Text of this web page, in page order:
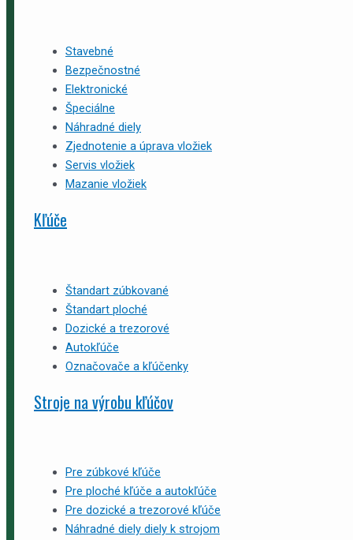
Stavebné
Bezpečnostné
Elektronické
Špeciálne
Náhradné diely
Zjednotenie a úprava vložiek
Servis vložiek
Mazanie vložiek
Kľúče
Štandart zúbkované
Štandart ploché
Dozické a trezorové
Autokľúče
Označovače a kľúčenky
Stroje na výrobu kľúčov
Pre zúbkové kľúče
Pre ploché kľúče a autokľúče
Pre dozické a trezorové kľúče
Náhradné diely diely k strojom